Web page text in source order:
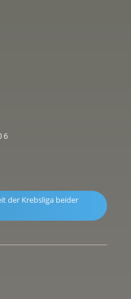
6
der Krebsliga beider